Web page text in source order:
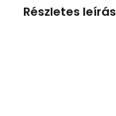
Részletes leírás